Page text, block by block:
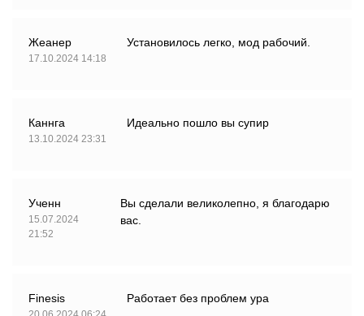
Жеанер
17.10.2024 14:18
Установилось легко, мод рабочий.
Каннга
13.10.2024 23:31
Идеально пошло вы супир
Ученн
15.07.2024
21:52
Вы сделали великолепно, я благодарю
вас.
Finesis Работает без проблем ура